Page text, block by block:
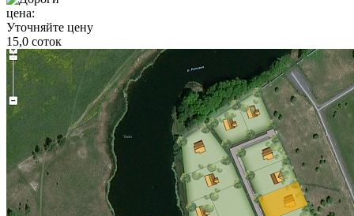
цена:
Уточняйте цену
15,0 соток